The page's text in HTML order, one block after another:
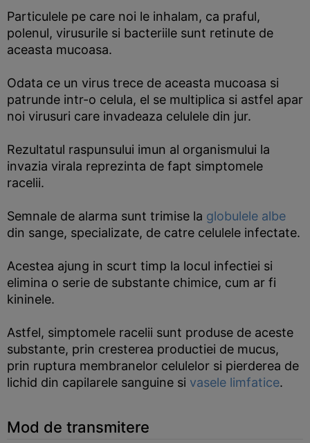
Particulele pe care noi le inhalam, ca praful,
polenul, virusurile si bacteriile sunt retinute de
aceasta mucoasa.
Odata ce un virus trece de aceasta mucoasa si
patrunde intr-o celula, el se multiplica si astfel apar
noi virusuri care invadeaza celulele din jur.
Rezultatul raspunsului imun al organismului la
invazia virala reprezinta de fapt simptomele
racelii.
Semnale de alarma sunt trimise la globulele albe
din sange, specializate, de catre celulele infectate.
Acestea ajung in scurt timp la locul infectiei si
elimina o serie de substante chimice, cum ar fi
kininele.
Astfel, simptomele racelii sunt produse de aceste
substante, prin cresterea productiei de mucus,
prin ruptura membranelor celulelor si pierderea de
lichid din capilarele sanguine si vasele limfatice.
Mod de transmitere